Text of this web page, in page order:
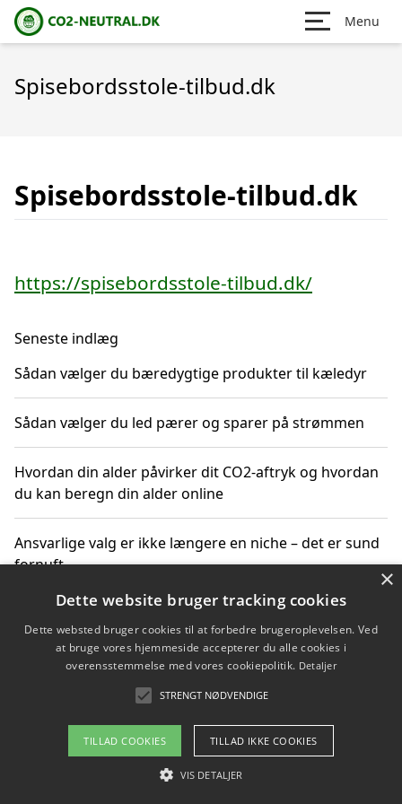
Menu
Spisebordsstole-tilbud.dk
Spisebordsstole-tilbud.dk
https://spisebordsstole-tilbud.dk/
Seneste indlæg
Sådan vælger du bæredygtige produkter til kæledyr
Sådan vælger du led pærer og sparer på strømmen
Hvordan din alder påvirker dit CO2-aftryk og hvordan
du kan beregn din alder online
Ansvarlige valg er ikke længere en niche – det er sund
fornuft
Sådan kan du handle bæredygtigt og bestil med
faktura
Om / kontakt
Blog Betingelser
×
Dette website bruger tracking cookies
Dette websted bruger cookies til at forbedre brugeroplevelsen. Ved
at bruge vores hjemmeside accepterer du alle cookies i
overensstemmelse med vores cookiepolitik. Detaljer
STRENGT NØDVENDIGE
TILLAD COOKIES TILLAD IKKE COOKIES
VIS DETALJER